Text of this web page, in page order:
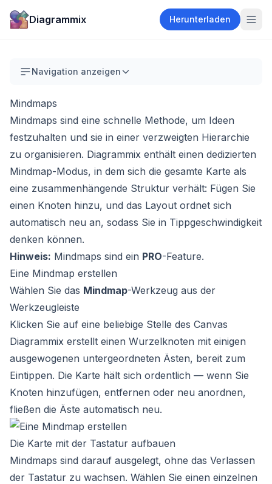
Diagrammix Herunterladen
Navigation anzeigen
Mindmaps
Mindmaps sind eine schnelle Methode, um Ideen
festzuhalten und sie in einer verzweigten Hierarchie
zu organisieren. Diagrammix enthält einen dedizierten
Mindmap-Modus, in dem sich die gesamte Karte als
eine zusammenhängende Struktur verhält: Fügen Sie
einen Knoten hinzu, und das Layout ordnet sich
automatisch neu an, sodass Sie in Tippgeschwindigkeit
denken können.
Hinweis: Mindmaps sind ein PRO-Feature.
Eine Mindmap erstellen
Wählen Sie das Mindmap-Werkzeug aus der
Werkzeugleiste
Klicken Sie auf eine beliebige Stelle des Canvas
Diagrammix erstellt einen Wurzelknoten mit einigen
ausgewogenen untergeordneten Ästen, bereit zum
Eintippen. Die Karte hält sich ordentlich — wenn Sie
Knoten hinzufügen, entfernen oder neu anordnen,
fließen die Äste automatisch neu.
Die Karte mit der Tastatur aufbauen
Mindmaps sind darauf ausgelegt, ohne das Verlassen
der Tastatur zu wachsen. Wählen Sie einen einzelnen